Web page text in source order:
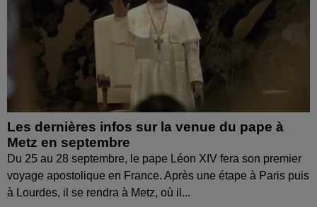
Les dernières infos sur la venue du pape à
Metz en septembre
Du 25 au 28 septembre, le pape Léon XIV fera son premier
voyage apostolique en France. Après une étape à Paris puis
à Lourdes, il se rendra à Metz, où il...